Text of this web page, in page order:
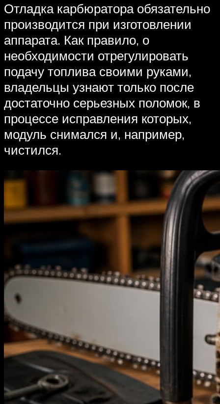
Отладка карбюратора обязательно
производится при изготовлении
аппарата. Как правило, о
необходимости отрегулировать
подачу топлива своими руками,
владельцы узнают только после
достаточно серьезных поломок, в
процессе исправления которых,
модуль снимался и, например,
чистился.